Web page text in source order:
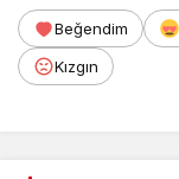
Beğendim
Kızgın